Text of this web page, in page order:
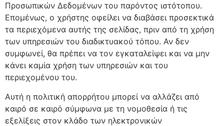
Προσωπικών Δεδομένων του παρόντος ιστότοπου.
Επομένως, ο χρήστης οφείλει να διαβάσει προσεκτικά
τα περιεχόμενα αυτής της σελίδας, πριν από τη χρήση
των υπηρεσιών του διαδικτυακού τόπου. Αν δεν
συμφωνεί, θα πρέπει να τον εγκαταλείψει και να μην
κάνει καμία χρήση των υπηρεσιών και του
περιεχομένου του.
Αυτή η πολιτική απορρήτου μπορεί να αλλάζει από
καιρό σε καιρό σύμφωνα με τη νομοθεσία ή τις
εξελίξεις στον κλάδο των ηλεκτρονικών